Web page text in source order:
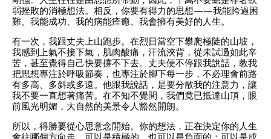
弱挫敗的消極想法。相反，你要有得力的思想——我能跨過困
難、我能成功、我的病能痊癒、我會擁有美好的人生。
有一次，我跟丈夫上山跑步。在烈日當空下攀爬極陡的山坡，
我感到上氣不接下氣，肌肉酸痛，汗流浹背，從未試過如此辛
苦，甚至覺得自己快要撐不下去。丈夫便不停跟我說話，教我
把思想專注於呼吸節奏，也專注於腳下每一步，不必理會前路
有多高、多斜或多遠。他跟我說話，是要分散我的注意力，讓
我不要一直想著痛苦。在不知不覺間，我們竟已抵達山頂，眼
前風光明媚，大自然的美景令人豁然開朗。
所以，得勝要從心思意念開始。你的想法，正在決定你的人生
會往哪個方向走。可以是積極的，也可以是負面的；可以是成